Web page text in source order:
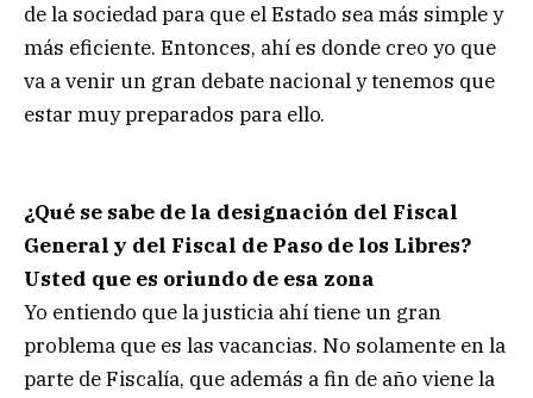
de la sociedad para que el Estado sea más simple y
más eficiente. Entonces, ahí es donde creo yo que
va a venir un gran debate nacional y tenemos que
estar muy preparados para ello.
¿Qué se sabe de la designación del Fiscal
General y del Fiscal de Paso de los Libres?
Usted que es oriundo de esa zona
Yo entiendo que la justicia ahí tiene un gran
problema que es las vacancias. No solamente en la
parte de Fiscalía, que además a fin de año viene la